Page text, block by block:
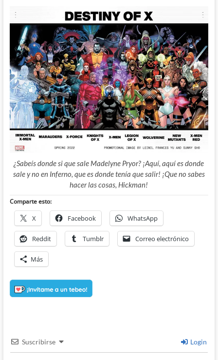
¿Sabeís donde si que sale Madelyne Pryor? ¡Aquí, aquí es donde
sale y no en Inferno, que es donde tenía que salir! ¡Que no sabes
hacer las cosas, Hickman!
Comparte esto:
X Facebook WhatsApp
Reddit Tumblr Correo electrónico
Más
Suscribirse Login